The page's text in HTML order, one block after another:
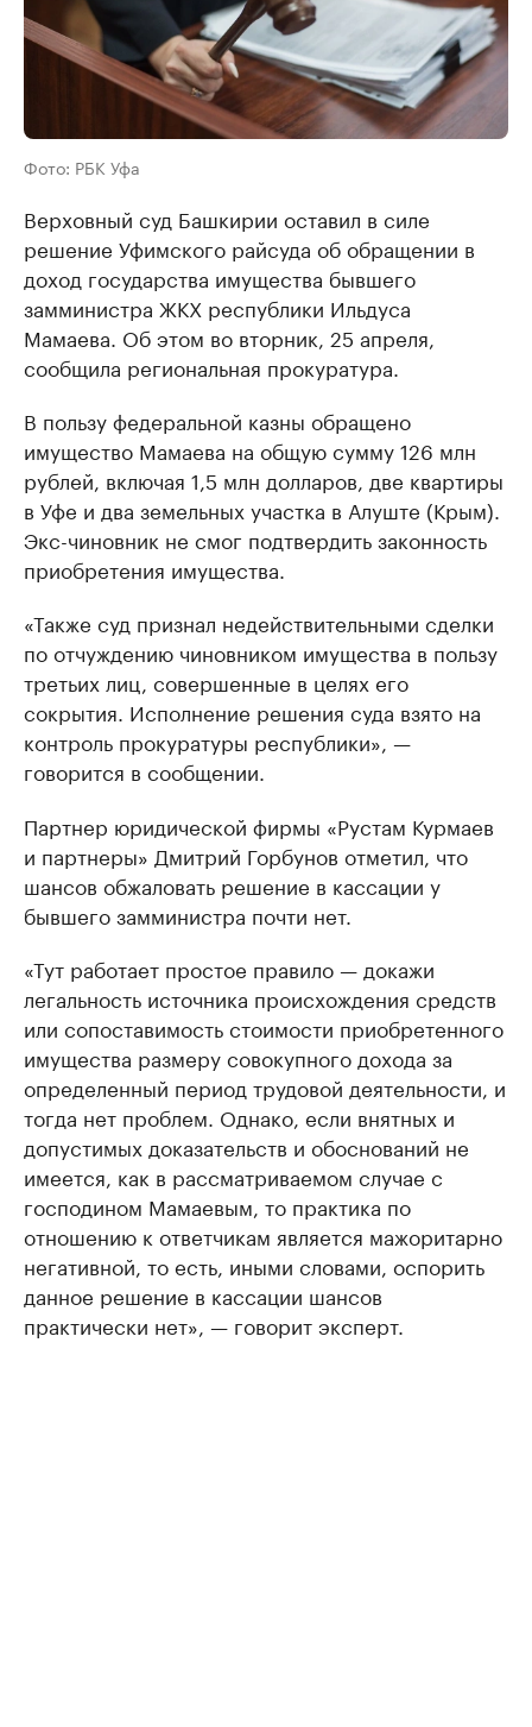
Фото: РБК Уфа
Верховный суд Башкирии оставил в силе
решение Уфимского райсуда об обращении в
доход государства имущества бывшего
замминистра ЖКХ республики Ильдуса
Мамаева. Об этом во вторник, 25 апреля,
сообщила региональная прокуратура.
В пользу федеральной казны обращено
имущество Мамаева на общую сумму 126 млн
рублей, включая 1,5 млн долларов, две квартиры
в Уфе и два земельных участка в Алуште (Крым).
Экс-чиновник не смог подтвердить законность
приобретения имущества.
«Также суд признал недействительными сделки
по отчуждению чиновником имущества в пользу
третьих лиц, совершенные в целях его
сокрытия. Исполнение решения суда взято на
контроль прокуратуры республики», —
говорится в сообщении.
Партнер юридической фирмы «Рустам Курмаев
и партнеры» Дмитрий Горбунов отметил, что
шансов обжаловать решение в кассации у
бывшего замминистра почти нет.
«Тут работает простое правило — докажи
легальность источника происхождения средств
или сопоставимость стоимости приобретенного
имущества размеру совокупного дохода за
определенный период трудовой деятельности, и
тогда нет проблем. Однако, если внятных и
допустимых доказательств и обоснований не
имеется, как в рассматриваемом случае с
господином Мамаевым, то практика по
отношению к ответчикам является мажоритарно
негативной, то есть, иными словами, оспорить
данное решение в кассации шансов
практически нет», — говорит эксперт.